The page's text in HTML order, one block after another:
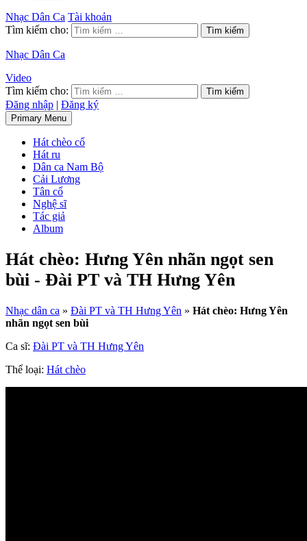
Nhạc Dân Ca Tài khoản
Tìm kiếm cho:
Nhạc Dân Ca
Video
Tìm kiếm cho:
Đăng nhập | Đăng ký
Primary Menu
Hát chèo cổ
Hát ru
Dân ca Nam Bộ
Cải Lương
Tân cổ
Nghệ sĩ
Tác giả
Album
Hát chèo: Hưng Yên nhãn ngọt sen
bùi - Đài PT và TH Hưng Yên
Nhạc dân ca » Đài PT và TH Hưng Yên » Hát chèo: Hưng Yên
nhãn ngọt sen bùi
Ca sĩ: Đài PT và TH Hưng Yên
Thể loại: Hát chèo